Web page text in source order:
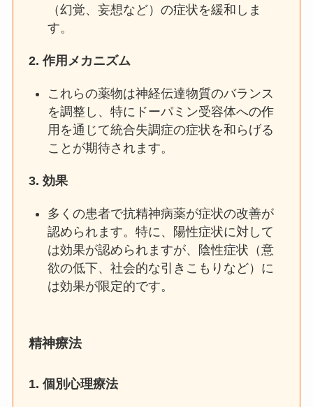
（幻覚、妄想など）の症状を緩和しま
す。
2.作用メカニズム
これらの薬物は神経伝達物質のバランス
を調整し、特にドーパミン受容体への作
用を通じて統合失調症の症状を和らげる
ことが期待されます。
3.効果
多くの患者で抗精神病薬が症状の改善が
認められます。特に、陽性症状に対して
は効果が認められますが、陰性症状（意
欲の低下、社会的な引きこもりなど）に
は効果が限定的です。
精神療法
1.個別心理療法